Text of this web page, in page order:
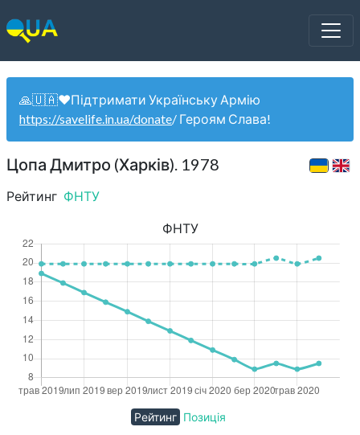
🙏🇺🇦❤️Підтримати Українську Армію
https://savelife.in.ua/donate/ Героям Слава!
Цопа Дмитро (Харків). 1978
Рейтинг ФНТУ
ФНТУ
Рейтинг Позиція